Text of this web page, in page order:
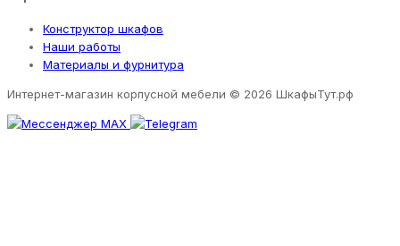
Конструктор шкафов
Наши работы
Материалы и фурнитура
Интернет-магазин корпусной мебели © 2026 ШкафыТут.рф